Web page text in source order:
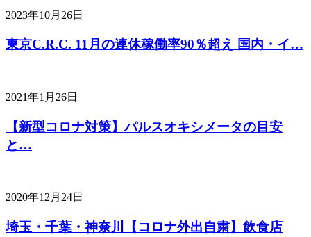
2023年10月26日
東京C.R.C. 11月の連休稼働率90％超え 国内・イ…
2021年1月26日
【新型コロナ対策】パルスオキシメータの目安
と…
2020年12月24日
埼玉・千葉・神奈川【コロナ外出自粛】飲食店